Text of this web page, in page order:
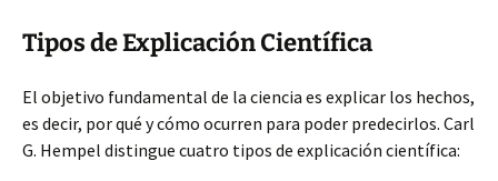
Tipos de Explicación Científica
El objetivo fundamental de la ciencia es explicar los hechos,
es decir, por qué y cómo ocurren para poder predecirlos. Carl
G. Hempel distingue cuatro tipos de explicación científica: